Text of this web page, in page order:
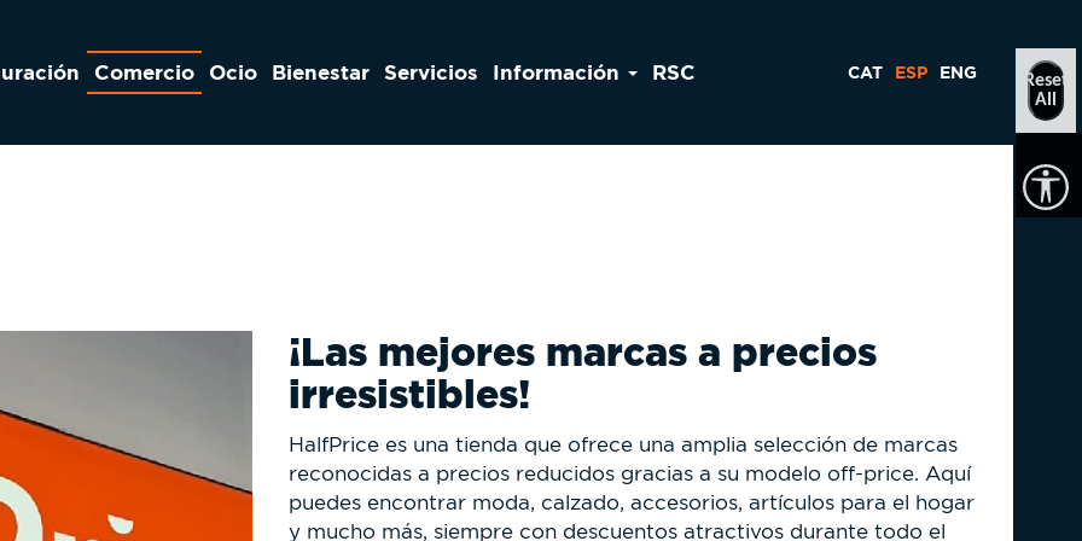
Comercio Ocio Bienestar Servicios Información RSC CAT ESP ENG
¡Las mejores marcas a precios
irresistibles!
HalfPrice es una tienda que ofrece una amplia selección de marcas
reconocidas a precios reducidos gracias a su modelo off-price. Aquí
puedes encontrar moda, calzado, accesorios, artículos para el hogar
y mucho más, siempre con descuentos atractivos durante todo el
Reset
All